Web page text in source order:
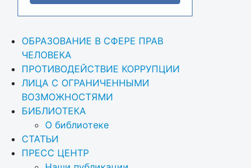
ОБРАЗОВАНИЕ В СФЕРЕ ПРАВ
ЧЕЛОВЕКА
ПРОТИВОДЕЙСТВИЕ КОРРУПЦИИ
ЛИЦА С ОГРАНИЧЕННЫМИ
ВОЗМОЖНОСТЯМИ
БИБЛИОТЕКА
О библиотеке
СТАТЬИ
ПРЕСС ЦЕНТР